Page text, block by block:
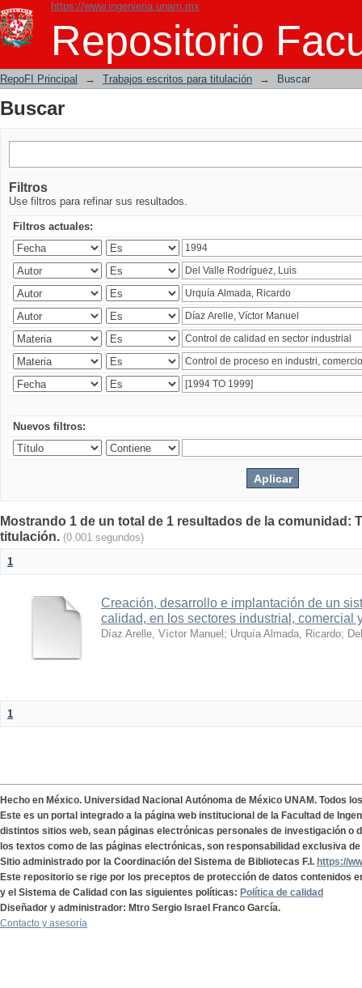
https://www.ingenieria.unam.mx
Repositorio
Buscar
RepoFI Principal → Trabajos escritos para titulación → Buscar
Buscar
Filtros
Use filtros para refinar sus resultados.
Filtros actuales:
Nuevos filtros:
Mostrando 1 de un total de 1 resultados de la comunidad:
titulación. (0.001 segundos)
1
Creación, desarrollo e implantación de un
calidad, en los sectores industrial, comercial
Díaz Arelle, Víctor Manuel ; Urquía Almada, Ricardo;
1
Hecho en México. Universidad Nacional Autónoma de México UNAM. Todos
Este es un portal integrado a la página web institucional de la Facultad de
distintos sitios web, sean páginas electrónicas personales de investigación o
los textos como de las páginas electrónicas, son responsabilidad exclusiva
Sitio administrado por la Coordinación del Sistema de Bibliotecas F.I. https://
Este repositorio se rige por los preceptos de protección de datos contenidos
y el Sistema de Calidad con las siguientes políticas: Política de calidad
Diseñador y administrador: Mtro Sergio Israel Franco García.
Contacto y asesoría